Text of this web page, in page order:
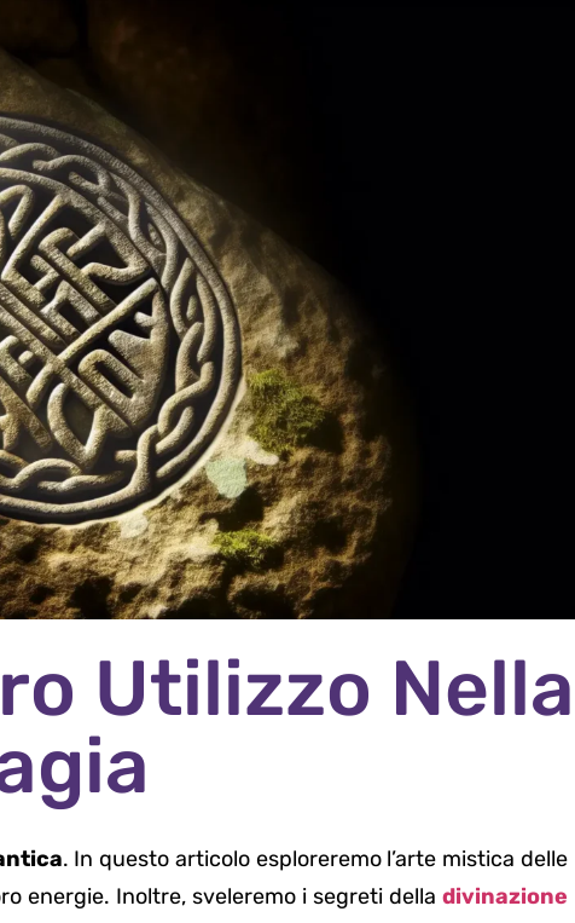
Utilizzo Nella
. In questo articolo esploreremo l’arte mistica delle
energie. Inoltre, sveleremo i segreti della divinazione